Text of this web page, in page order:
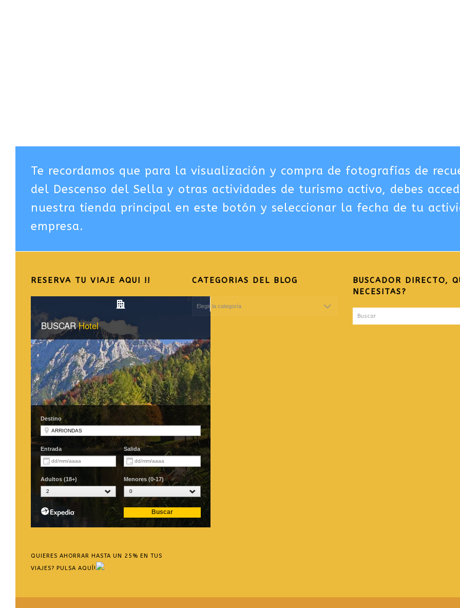
Te recordamos que para la visualización y compra de fotografías de
del Descenso del Sella y otras actividades de turismo activo, debes
nuestra tienda principal en este botón y seleccionar la fecha de tu
empresa.
RESERVA TU VIAJE AQUI !!
QUIERES AHORRAR HASTA UN 25% EN TUS
VIAJES? PULSA AQUÍ!
CATEGORIAS DEL BLOG
BUSCADOR DIRECTO,
NECESITAS?
Buscar